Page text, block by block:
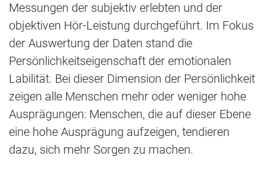
Messungen der subjektiv erlebten und der
objektiven Hör-Leistung durchgeführt. Im Fokus
der Auswertung der Daten stand die
Persönlichkeitseigenschaft der emotionalen
Labilität. Bei dieser Dimension der Persönlichkeit
zeigen alle Menschen mehr oder weniger hohe
Ausprägungen: Menschen, die auf dieser Ebene
eine hohe Ausprägung aufzeigen, tendieren
dazu, sich mehr Sorgen zu machen.